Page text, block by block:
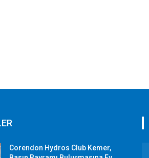
Corendon Hydros Club Kemer,